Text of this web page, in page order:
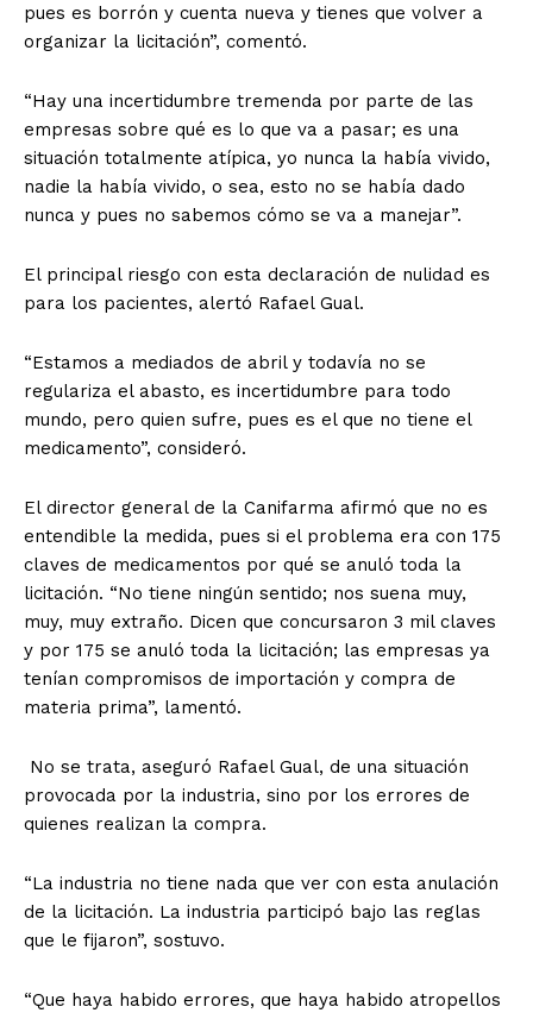
pues es borrón y cuenta nueva y tienes que volver a
organizar la licitación”, comentó.
“Hay una incertidumbre tremenda por parte de las
empresas sobre qué es lo que va a pasar; es una
situación totalmente atípica, yo nunca la había vivido,
nadie la había vivido, o sea, esto no se había dado
nunca y pues no sabemos cómo se va a manejar”.
El principal riesgo con esta declaración de nulidad es
para los pacientes, alertó Rafael Gual.
“Estamos a mediados de abril y todavía no se
regulariza el abasto, es incertidumbre para todo
mundo, pero quien sufre, pues es el que no tiene el
medicamento”, consideró.
El director general de la Canifarma afirmó que no es
entendible la medida, pues si el problema era con 175
claves de medicamentos por qué se anuló toda la
licitación. “No tiene ningún sentido; nos suena muy,
muy, muy extraño. Dicen que concursaron 3 mil claves
y por 175 se anuló toda la licitación; las empresas ya
tenían compromisos de importación y compra de
materia prima”, lamentó.
No se trata, aseguró Rafael Gual, de una situación
provocada por la industria, sino por los errores de
quienes realizan la compra.
“La industria no tiene nada que ver con esta anulación
de la licitación. La industria participó bajo las reglas
que le fijaron”, sostuvo.
“Que haya habido errores, que haya habido atropellos